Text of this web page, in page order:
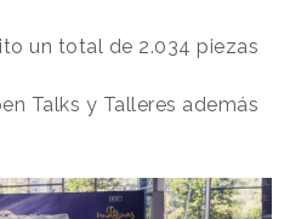
un total de 2.034 piezas
Talks y Talleres además